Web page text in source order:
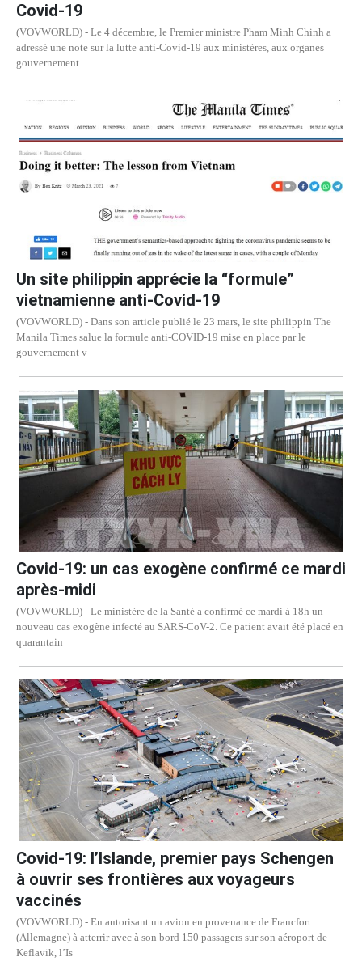
Covid-19
(VOVWORLD) - Le 4 décembre, le Premier ministre Pham Minh Chinh a
adressé une note sur la lutte anti-Covid-19 aux ministères, aux organes
gouvernement
Un site philippin apprécie la “formule”
vietnamienne anti-Covid-19
(VOVWORLD) - Dans son article publié le 23 mars, le site philippin The
Manila Times salue la formule anti-COVID-19 mise en place par le
gouvernement v
Covid-19: un cas exogène confirmé ce mardi
après-midi
(VOVWORLD) - Le ministère de la Santé a confirmé ce mardi à 18h un
nouveau cas exogène infecté au SARS-CoV-2. Ce patient avait été placé en
quarantain
Covid-19: l’Islande, premier pays Schengen
à ouvrir ses frontières aux voyageurs
vaccinés
(VOVWORLD) - En autorisant un avion en provenance de Francfort
(Allemagne) à atterrir avec à son bord 150 passagers sur son aéroport de
Keflavik, l’Is